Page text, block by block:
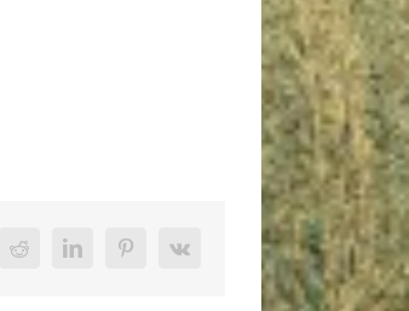
Reddit LinkedInPinterest
Vk